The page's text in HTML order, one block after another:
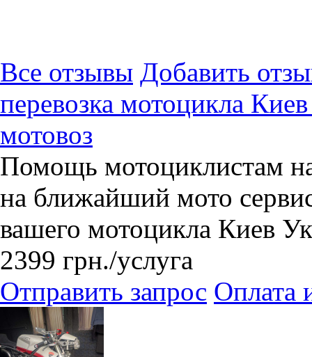
Все отзывы Добавить
перевозка мотоцикла
мотовоз
Помощь мотоциклистам
на ближайший мото
вашего мотоцикла Киев
2399 грн./услуга
Отправить запрос Оплата